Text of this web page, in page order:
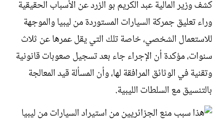
كشف وزير المالية عبد الكريم بو الزرد عن الأسباب الحقيقية
وراء تعليق جمركة السيارات المستوردة من ليبيا والموجهة
للاستعمال الشخصي، خاصة تلك التي يقل عمرها عن ثلاث
سنوات، مؤكدة أن الإجراء جاء بعد تسجيل صعوبات قانونية
وتقنية في الوثائق المرافقة لها، وأن المسألة قيد المعالجة
بالتنسيق مع السلطات الليبية.